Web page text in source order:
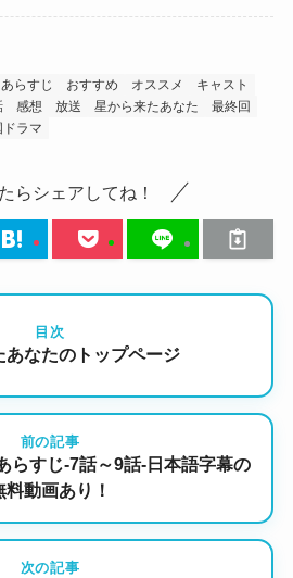
あらすじ おすすめ オススメ
キャスト
感想 放送 星から来たあなた
最終回
ドラマ
らシェアしてね！
目次
あなたのトップページ
前の記事
らすじ-7話～9話-日本語字幕の
料動画あり！
次の記事